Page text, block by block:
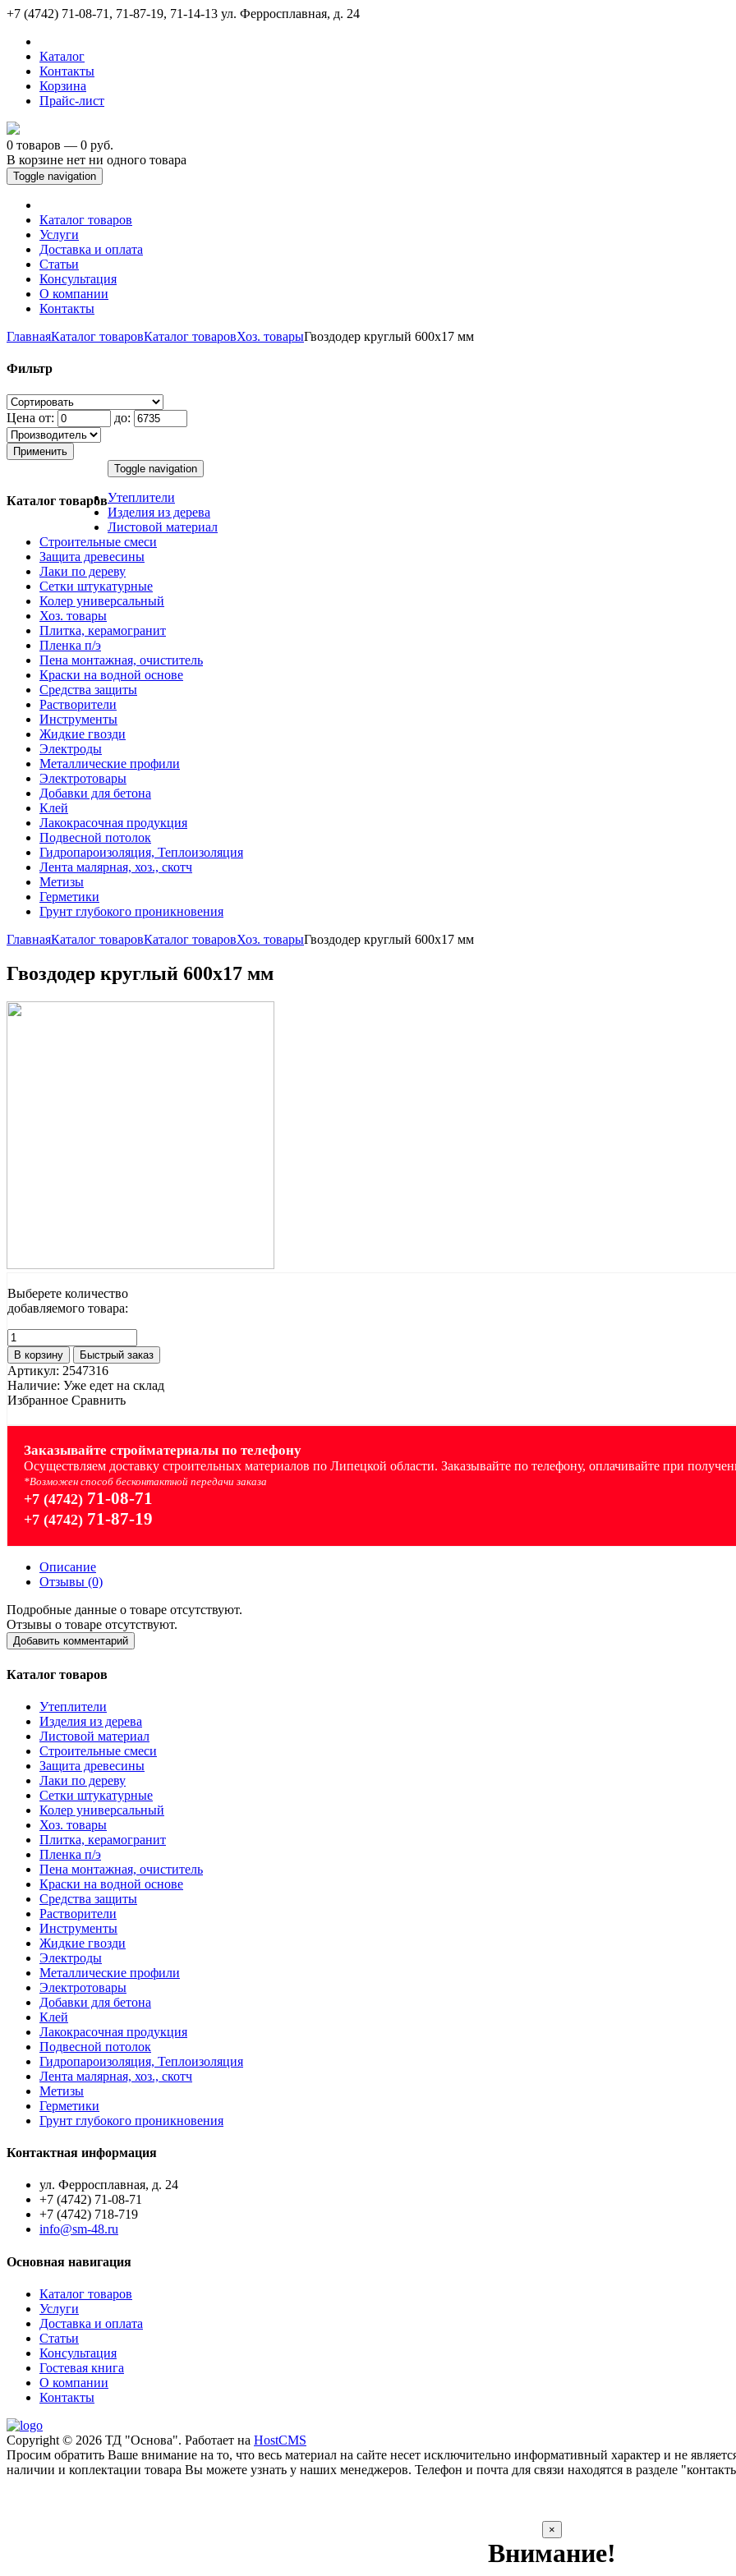
+7 (4742) 71-08-71, 71-87-19, 71-14-13 ул. Ферросплавная, д. 24
Каталог
Контакты
Корзина
Прайс-лист
0 товаров — 0 руб.
В корзине нет ни одного товара
Toggle navigation
Каталог товаров
Услуги
Доставка и оплата
Статьи
Консультация
О компании
Контакты
ГлавнаяКаталог товаровКаталог товаровХоз. товарыГвоздодер круглый 600х17 мм
Фильтр
Цена от: до:
Применить
Каталог товаров
Toggle navigation
Утеплители
Изделия из дерева
Листовой материал
Строительные смеси
Защита древесины
Лаки по дереву
Сетки штукатурные
Колер универсальный
Хоз. товары
Плитка, керамогранит
Пленка п/э
Пена монтажная, очиститель
Краски на водной основе
Средства защиты
Растворители
Инструменты
Жидкие гвозди
Электроды
Металлические профили
Электротовары
Добавки для бетона
Клей
Лакокрасочная продукция
Подвесной потолок
Гидропароизоляция, Теплоизоляция
Лента малярная, хоз., скотч
Метизы
Герметики
Грунт глубокого проникновения
ГлавнаяКаталог товаровКаталог товаровХоз. товарыГвоздодер круглый 600х17 мм
Гвоздодер круглый 600х17 мм
Выберете количество
добавляемого товара:
В корзину Быстрый заказ
Артикул: 2547316
Наличие: Уже едет на склад
Избранное Сравнить
Заказывайте стройматериалы по телефону
Осуществляем доставку строительных материалов по Липецкой области. Заказывайте по телефону, оплачивайте при
*Возможен способ бесконтактной передачи заказа
+7 (4742) 71-08-71
+7 (4742) 71-87-19
Описание
Отзывы (0)
Подробные данные о товаре отсутствуют.
Отзывы о товаре отсутствуют.
Добавить комментарий
Каталог товаров
Утеплители
Изделия из дерева
Листовой материал
Строительные смеси
Защита древесины
Лаки по дереву
Сетки штукатурные
Колер универсальный
Хоз. товары
Плитка, керамогранит
Пленка п/э
Пена монтажная, очиститель
Краски на водной основе
Средства защиты
Растворители
Инструменты
Жидкие гвозди
Электроды
Металлические профили
Электротовары
Добавки для бетона
Клей
Лакокрасочная продукция
Подвесной потолок
Гидропароизоляция, Теплоизоляция
Лента малярная, хоз., скотч
Метизы
Герметики
Грунт глубокого проникновения
Контактная информация
ул. Ферросплавная, д. 24
+7 (4742) 71-08-71
+7 (4742) 718-719
info@sm-48.ru
Основная навигация
Каталог товаров
Услуги
Доставка и оплата
Статьи
Консультация
Гостевая книга
О компании
Контакты
Copyright © 2026 ТД "Основа". Работает на HostCMS
Просим обратить Ваше внимание на то, что весь материал на сайте несет исключительно информативный характер и не
наличии и коплектации товара Вы можете узнать у наших менеджеров. Телефон и почта для связи находятся в разделе
×
Внимание!